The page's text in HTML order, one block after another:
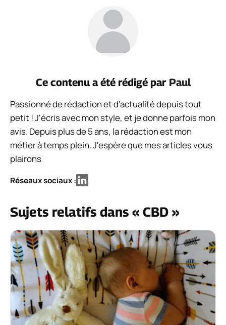
Ce contenu a été rédigé par Paul
Passionné de rédaction et d'actualité depuis tout
petit ! J'écris avec mon style, et je donne parfois mon
avis. Depuis plus de 5 ans, la rédaction est mon
métier à temps plein. J'espère que mes articles vous
plairons
Réseaux sociaux :
Sujets relatifs dans « CBD »